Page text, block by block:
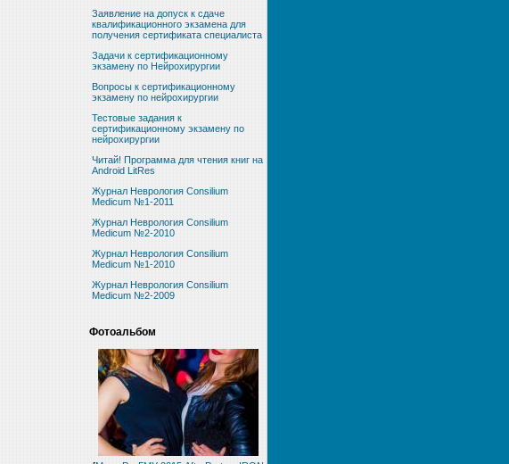
Заявление на допуск к сдаче
квалификационного экзамена для
получения сертификата специалиста
Задачи к сертификационному
экзамену по Нейрохирургии
Вопросы к сертификационному
экзамену по нейрохирургии
Тестовые задания к
сертификационному экзамену по
нейрохирургии
Читай! Программа для чтения книг на
Android LitRes
Журнал Неврология Consilium
Medicum №1-2011
Журнал Неврология Consilium
Medicum №2-2010
Журнал Неврология Consilium
Medicum №1-2010
Журнал Неврология Consilium
Medicum №2-2009
Фотоальбом